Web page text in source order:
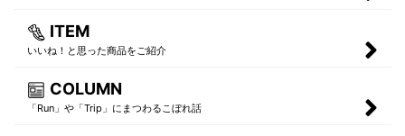
ITEM
いいね！と思った商品をご紹介
COLUMN
「Run」や「Trip」にまつわるこぼれ話